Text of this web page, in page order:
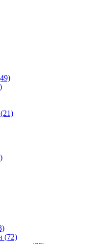
(72)